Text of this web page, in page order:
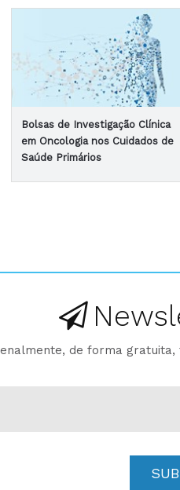
Bolsas de Investigação Clínica
em Oncologia nos Cuidados de
Saúde Primários
de forma